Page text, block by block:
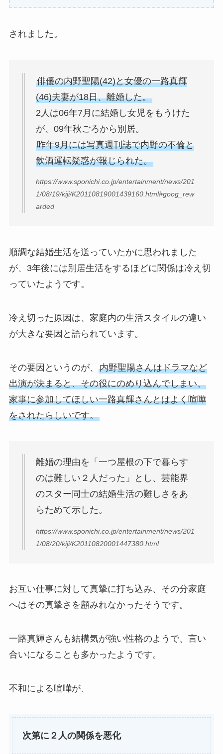
されました。
俳優の内野聖陽(42)と女優の一路真輝
(46)夫妻が18日、離婚した。
2人は06年7月に結婚し女児をもうけた
が、09年秋ごろから別居。
昨年9月には写真週刊誌で内野の不倫と
飲酒運転疑惑が報じられた。
https://www.sponichi.co.jp/entertainment/news/201
1/08/19/kiji/K20110819001439160.html#goog_rew
arded
順調な結婚生活を送っていたかに思われました
が、3年後には別居生活をするほどに関係は冷え切
っていたようです。
冷え切った原因は、家庭内の生活スタイルの違い
が大きな要因と語られています。
その要因というのが、 内野聖陽さんはドラマなど
出演が決まると、その役にのめり込んでしまい、
家事に参加してほしい一路真輝さんとはよく喧嘩
をされたらしいです。
離婚の理由を「一つ屋根の下で暮らす
のは難しい２人だった」とし、芸能界
のスター同士の結婚生活の難しさをあ
らためて示した。
https://www.sponichi.co.jp/entertainment/news/201
1/08/20/kiji/K20110820001447380.html
お互い仕事に対して真摯に打ち込み、その分家庭
へはその真摯さを顧みれなかったそうです。
一路真輝さんも結構気が強い性格のようで、言い
合いになることも多かったようです。
不和による喧嘩が、
次第に２人の関係を悪化